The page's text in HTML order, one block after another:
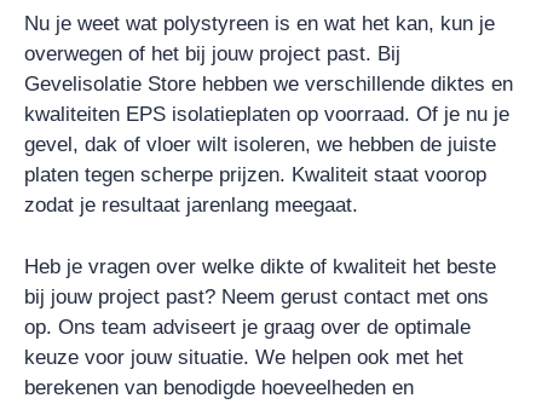
Nu je weet wat polystyreen is en wat het kan, kun je
overwegen of het bij jouw project past. Bij
Gevelisolatie Store hebben we verschillende diktes en
kwaliteiten EPS isolatieplaten op voorraad. Of je nu je
gevel, dak of vloer wilt isoleren, we hebben de juiste
platen tegen scherpe prijzen. Kwaliteit staat voorop
zodat je resultaat jarenlang meegaat.
Heb je vragen over welke dikte of kwaliteit het beste
bij jouw project past? Neem gerust contact met ons
op. Ons team adviseert je graag over de optimale
keuze voor jouw situatie. We helpen ook met het
berekenen van benodigde hoeveelheden en